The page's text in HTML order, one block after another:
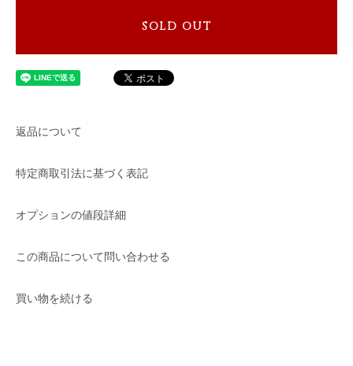
SOLD OUT
返品について
特定商取引法に基づく表記
オプションの値段詳細
この商品について問い合わせる
買い物を続ける